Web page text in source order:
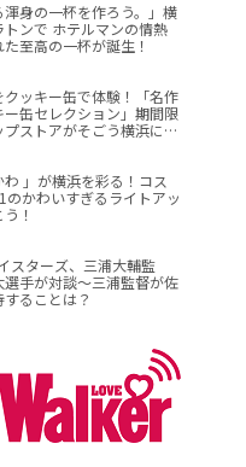
渾身の一杯を作ろう。」横
マンの情熱
至高の一杯が誕生！
ッキー缶で体験！「名作
缶セレクション」期間限
ストアがそごう横浜に登
」が横浜を彩る！コス
のかわいすぎるライトアッ
！
スターズ、三浦大輔監
手が対談～三浦監督が佐
ることは？